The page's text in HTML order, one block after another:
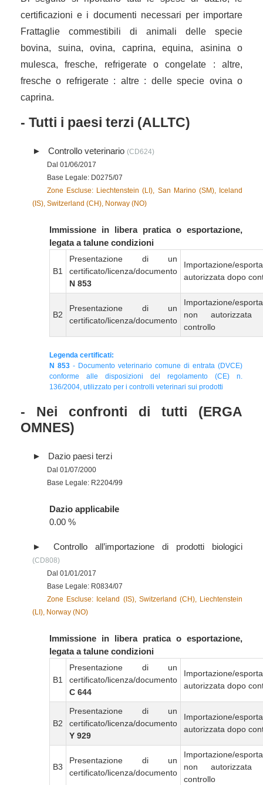
certificazioni e i documenti necessari per importare
Frattaglie commestibili di animali delle specie
bovina, suina, ovina, caprina, equina, asinina o
mulesca, fresche, refrigerate o congelate : altre,
fresche o refrigerate : altre : delle specie ovina o
caprina.
- Tutti i paesi terzi (ALLTC)
Controllo veterinario (CD624)
Dal 01/06/2017
Base Legale: D0275/07
Zone Escluse: Liechtenstein (LI), San Marino (SM), Iceland
(IS), Switzerland (CH), Norway (NO)
Immissione in libera pratica o esportazione,
legata a talune condizioni
B1
Presentazione di un
certificato/licenza/documento
N 853
Importazione/
autorizzata dopo
B2
Presentazione di un
certificato/licenza/documento
Importazione/
non autorizzata
controllo
Legenda certificati:
N 853 - Documento veterinario comune di entrata (DVCE)
conforme alle disposizioni del regolamento (CE) n.
136/2004, utilizzato per i controlli veterinari sui prodotti
- Nei confronti di tutti (ERGA
OMNES)
Dazio paesi terzi
Dal 01/07/2000
Base Legale: R2204/99
Dazio applicabile
0.00 %
Controllo all’importazione di prodotti biologici
(CD808)
Dal 01/01/2017
Base Legale: R0834/07
Zone Escluse: Iceland (IS), Switzerland (CH), Liechtenstein
(LI), Norway (NO)
Immissione in libera pratica o esportazione,
legata a talune condizioni
B1
Presentazione di un
certificato/licenza/documento
C 644
Importazione/
autorizzata dopo
B2
Presentazione di un
certificato/licenza/documento
Y 929
Importazione/
autorizzata dopo
B3
Presentazione di un
certificato/licenza/documento
Importazione/
non autorizzata
controllo